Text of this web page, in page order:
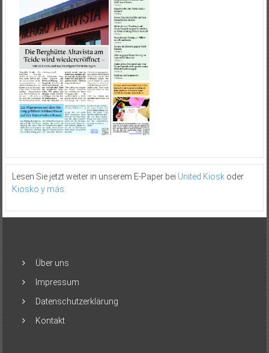
Lesen Sie jetzt weiter in unserem E-Paper bei United Kioskoder
Kiosko y más
Über uns
Impressum
Datenschutzerklärung
Kontakt